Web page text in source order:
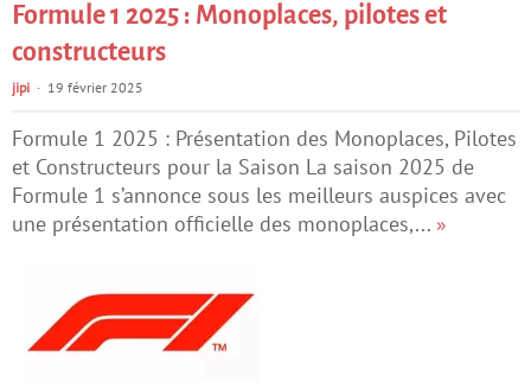
Formule 1 2025 : Monoplaces, pilotes et
constructeurs
jipi 19 février 2025
Formule 1 2025 : Présentation des Monoplaces, Pilotes
et Constructeurs pour la Saison La saison 2025 de
Formule 1 s’annonce sous les meilleurs auspices avec
une présentation officielle des monoplaces,... »